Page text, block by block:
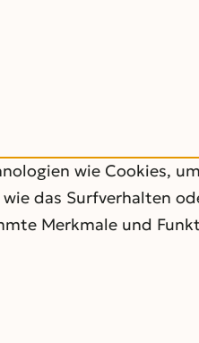
wie Cookies,
das Surfverhalten
Merkmale und